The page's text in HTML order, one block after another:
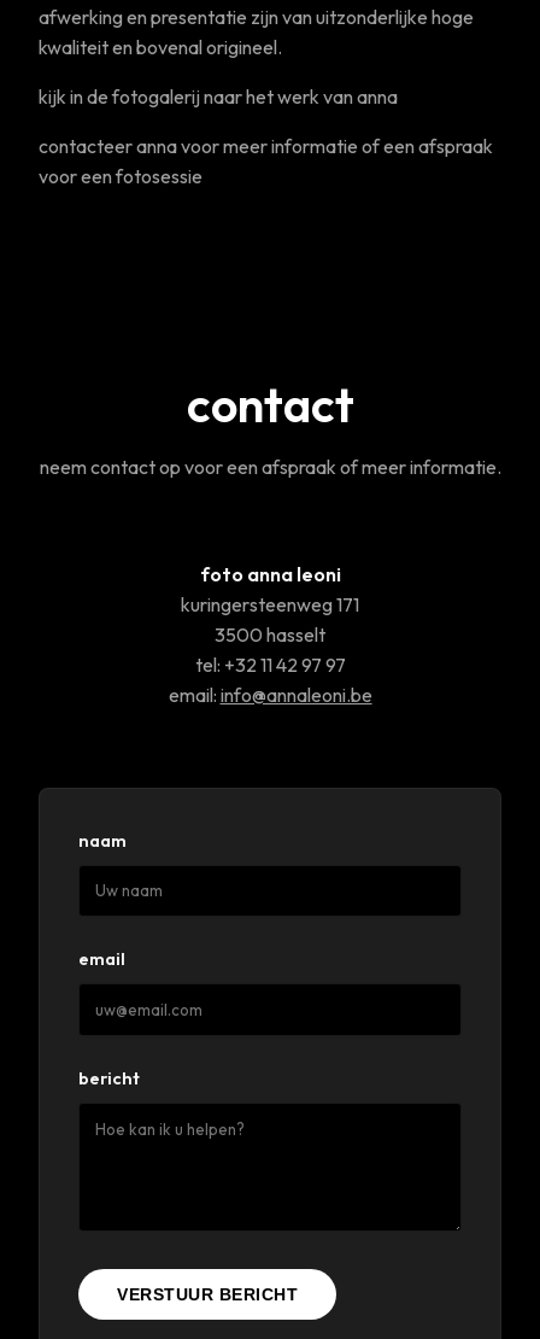
afwerking en presentatie zijn van uitzonderlijke hoge
kwaliteit en bovenal origineel.
kijk in defotogalerijnaar het werk van anna
contacteeranna voor meer informatie of een afspraak
voor een fotosessie
contact
neem contact op voor een afspraak of meer informatie.
foto anna leoni
kuringersteenweg 171
3500 hasselt
tel: +32 11 42 97 97
email: info@annaleoni.be
naam
email
bericht
VERSTUUR BERICHT